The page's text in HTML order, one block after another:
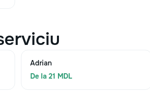
Adrian
De la 21 MDL